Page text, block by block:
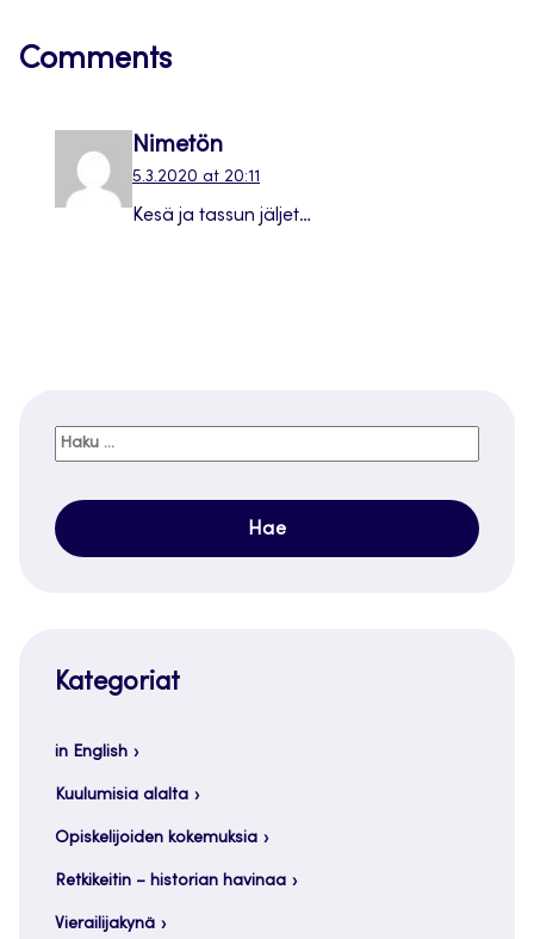
Comments
Nimetön
5.3.2020 at 20:11
Kesä ja tassun jäljet…
Haku:
Kategoriat
in English
Kuulumisia alalta
Opiskelijoiden kokemuksia
Retkikeitin – historian havinaa
Vierailijakynä